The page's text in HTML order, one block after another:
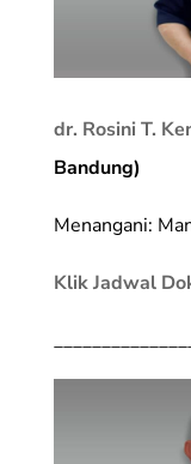
dr. Rosini T.
Bandung)
Menangani:
Klik Jadwal